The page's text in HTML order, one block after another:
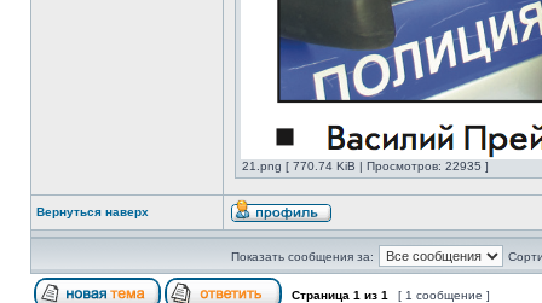
21.png [ 770.74 KiB | Просмотров: 22935 ]
Вернуться наверх
Показать сообщения за:
Страница 1 из 1 [ 1 сообщение ]